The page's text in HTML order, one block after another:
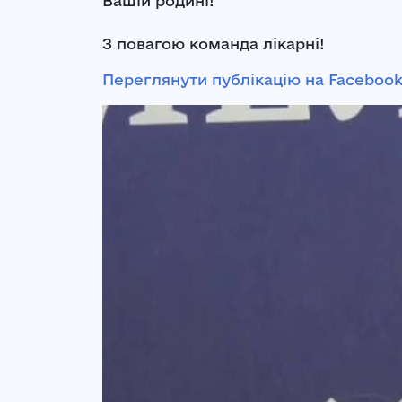
З повагою команда лікарні!
Переглянути публікацію на Facebook